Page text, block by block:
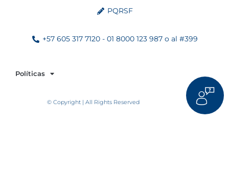
PQRSF
+57 605 317 7120 - 01 8000 123 987 o al #399
Políticas
© Copyright | All Rights Reserved